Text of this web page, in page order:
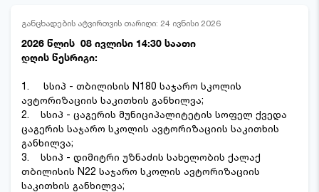
განცხადების ატვირთვის თარიღი: 24 ივნისი 2026
2026 წლის 08 ივლისი 14:30 საათი
დღის წესრიგი:
1. სსიპ - თბილისის N180 საჯარო სკოლის
ავტორიზაციის საკითხის განხილვა;
2. სსიპ - ცაგერის მუნიციპალიტეტის სოფელ ქვედა
ცაგერის საჯარო სკოლის ავტორიზაციის საკითხის
განხილვა;
3. სსიპ - დიმიტრი უზნაძის სახელობის ქალაქ
თბილისის N22 საჯარო სკოლის ავტორიზაციის
საკითხის განხილვა;